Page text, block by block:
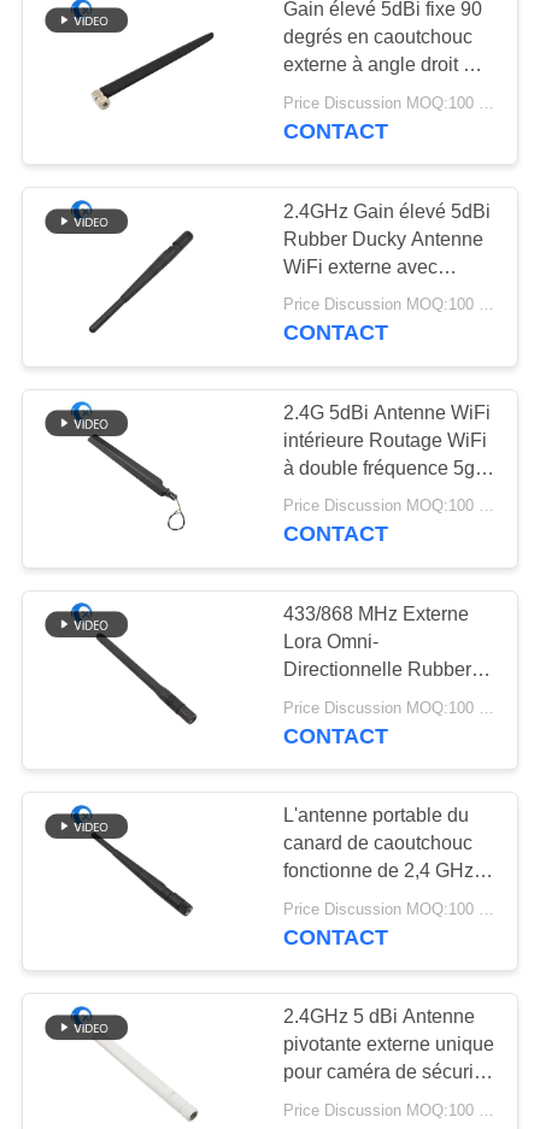
PRIVACY
verre
Antenne d'hélium
antenne de
récepteur de wifi
17
antenne basse
magnétique
antenne de 3G 4G
5G
69
Gain élevé 5dBi fixe 90
degrés en caoutchouc
externe à angle droit RP
SMA Connecteur mâle
2.4GHz Antenne pour
Price Discussion MOQ:100 pièces
CONTACT
2.4GHz Gain élevé 5dBi
Rubber Ducky Antenne
WiFi externe avec
connecteur TNC pour
télécommunication
Price Discussion MOQ:100 pièces
CONTACT
2.4G 5dBi Antenne WiFi
intérieure Routage WiFi
à double fréquence 5g
Couteau avant 5800
MHz Antenne couteau
Price Discussion MOQ:100 pièces
CONTACT
433/868 MHz Externe
Lora Omni-
Directionnelle Rubber
Ducky Antenne avec
SMA mâle pour les
CONTACT
L'antenne portable du
canard de caoutchouc
fonctionne de 2,4 GHz à
2,5 GHz L'antenne avec
un connecteur masculin
Price Discussion MOQ:100 pièces
CONTACT
2.4GHz 5 dBi Antenne
pivotante externe unique
pour caméra de sécurité
Antenne à canard en
Price Discussion MOQ:100 pièces